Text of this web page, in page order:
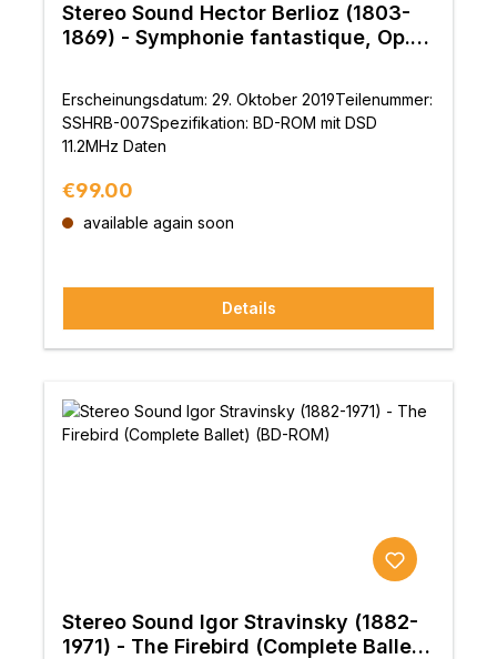
Stereo Sound Hector Berlioz (1803-
1869) - Symphonie fantastique, Op.
Erscheinungsdatum: 29. Oktober 2019Teilenummer:
SSHRB-007Spezifikation: BD-ROM mit DSD
11.2MHz Daten
Regular price:
€99.00
available again soon
Details
Stereo Sound Igor Stravinsky (1882-
1971) - The Firebird (Complete Ballet)